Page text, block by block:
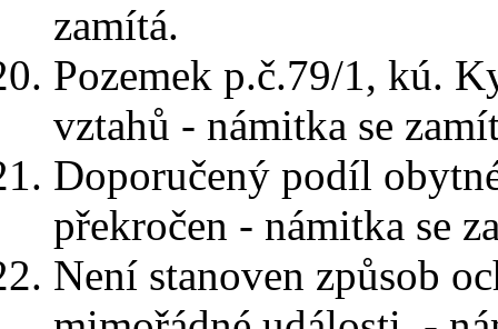
zamítá.
Pozemek p.č.79/1, kú.
vztahů - námitka se
Doporučený podíl
překročen - námitka se
Není stanoven způsob